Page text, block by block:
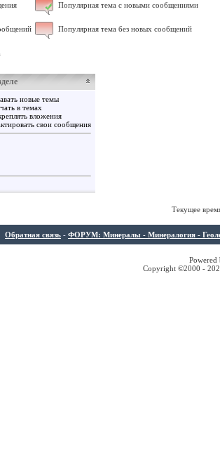
Популярная тема с новыми сообщениями
Популярная тема без новых сообщений
новые темы
в темах
вложения
свои сообщения
Текущее
Обратная связь - ФОРУМ: Минералы - Минералогия -
Copyright ©2000 -